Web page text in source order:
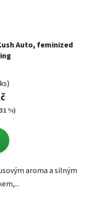
Auto, feminized
%)
aroma a silným